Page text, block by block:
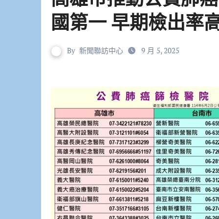
國第一 早期檢出率
By 新聞聯訪中心 9 月 5, 2025